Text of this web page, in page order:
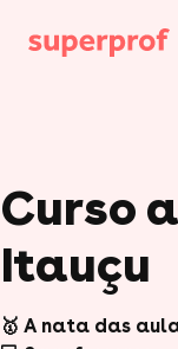
Curso
Itauçu
🥇 A nata das